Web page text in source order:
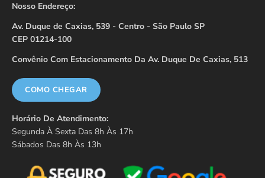
Nosso Endereço:
Av. Duque de Caxias, 539 - Centro - São Paulo SP
CEP 01214-100
Convênio Com Estacionamento Da Av. Duque De Caxias, 513
COMO CHEGAR
Horário De Atendimento:
Segunda À Sexta Das 8h Às 17h
Sábados Das 8h Às 13h